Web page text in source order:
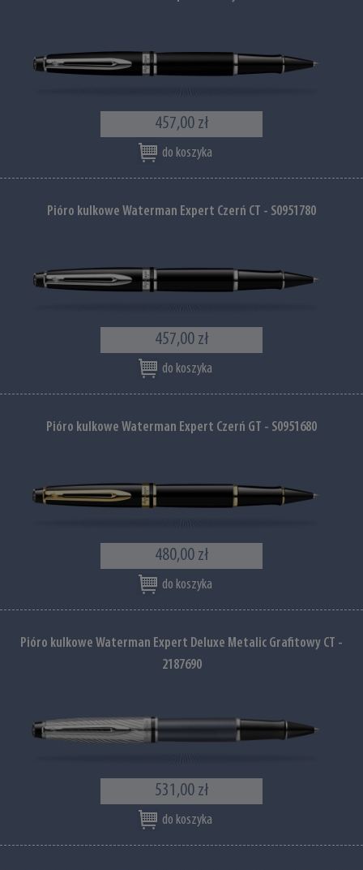
457,00 zł
do koszyka
Pióro kulkowe Waterman Expert Czerń CT - S0951780
457,00 zł
do koszyka
Pióro kulkowe Waterman Expert Czerń GT - S0951680
480,00 zł
do koszyka
Pióro kulkowe Waterman Expert Deluxe Metalic Grafitowy CT -
2187690
531,00 zł
do koszyka